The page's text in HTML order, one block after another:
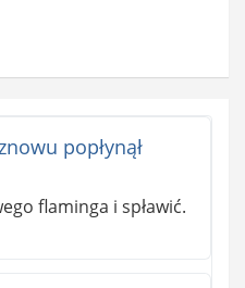
popłynął
flaminga i spławić.